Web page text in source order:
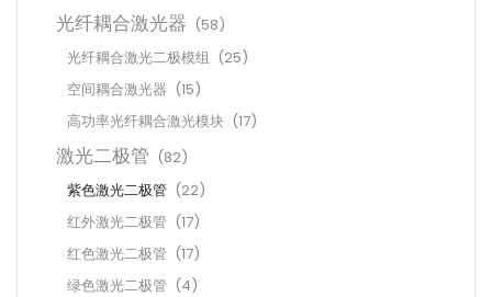
光纤耦合激光器 (58)
光纤耦合激光二极模组 (25)
空间耦合激光器 (15)
高功率光纤耦合激光模块 (17)
激光二极管 (82)
紫色激光二极管 (22)
红外激光二极管 (17)
红色激光二极管 (17)
绿色激光二极管 (4)